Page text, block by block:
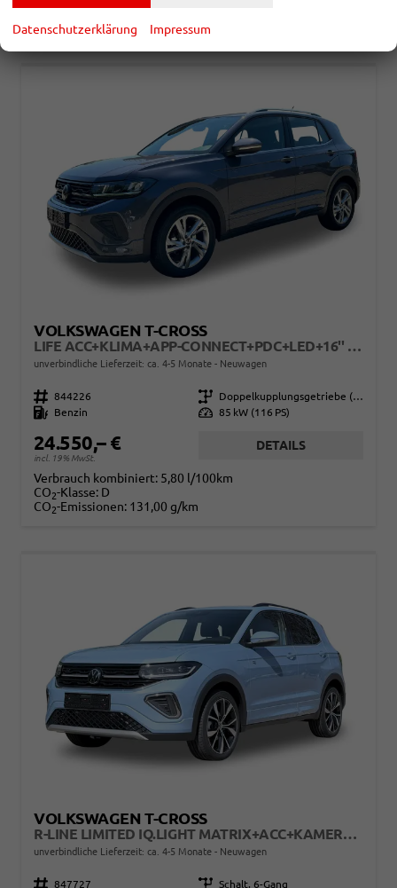
CO2-Klasse:D
VOLKSWAGEN T-CROSS
LIFE ACC+KLIMA+APP-CONNECT+PDC+LED+16'' ALU
unverbindliche Lieferzeit: ca. 4-5 Monate Neuwagen
Fahrzeugnr. 844226 Getriebe
Doppelkupplungsgetriebe (DSG)
Kraftstoff
Benzin Leistung 85 kW (116 PS)
24.550,– €
incl. 19% MwSt.
DETAILS
Verbrauch kombiniert: 5,80 l/100km
CO2-Klasse: D
CO2-Emissionen: 131,00 g/km
VOLKSWAGEN T-CROSS
R-LINE LIMITED IQ.LIGHT MATRIX+ACC+KAMERA+18'' ALU
unverbindliche Lieferzeit: ca. 4-5 Monate Neuwagen
Fahrzeugnr. 847727 Getriebe Schalt. 6-Gang
Datenschutzerklärung Impressum